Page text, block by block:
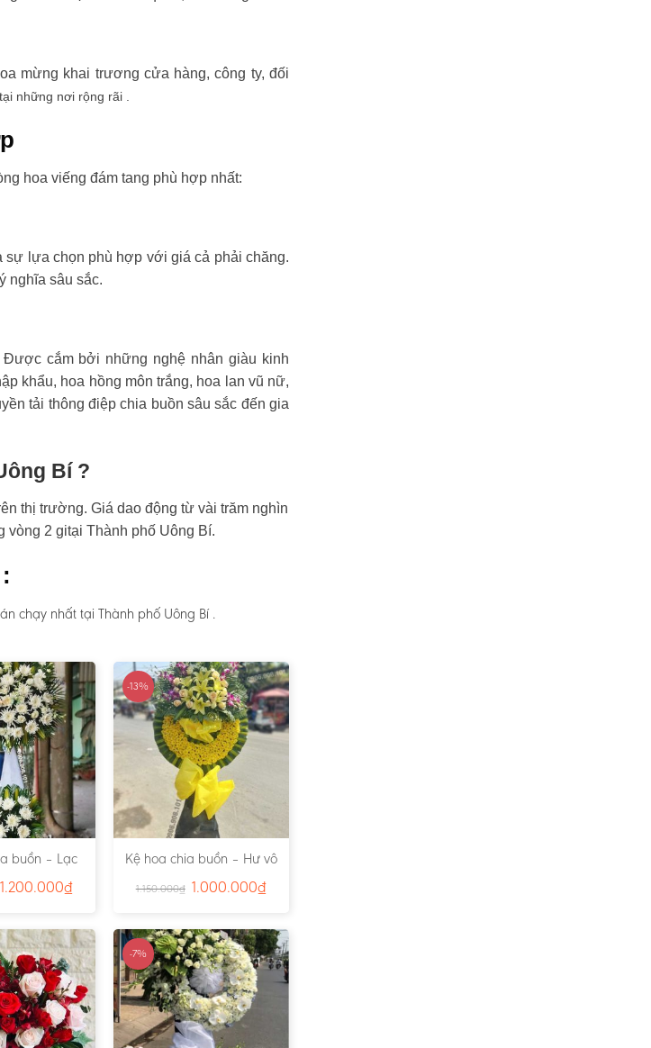
mừng khai trương cửa hàng, công ty, đối
những nơi rộng rãi .
hoa viếng đám tang phù hợp nhất:
sự lựa chọn phù hợp với giá cả phải chăng.
nghĩa sâu sắc.
cắm bởi những nghệ nhân giàu kinh
khẩu, hoa hồng môn trắng, hoa lan vũ nữ,
tải thông điệp chia buồn sâu sắc đến gia
Bí ?
thị trường. Giá dao động từ vài trăm nghìn
vòng 2 gitại Thành phố Uông Bí.
chạy nhất tại Thành phố Uông Bí .
buồn – Lạc
1.200.000₫
-13%
Kệ hoa chia buồn – Hư vô
1.150.000₫ 1.000.000₫
-7%